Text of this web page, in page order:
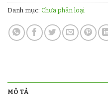
Danh mục: Chưa phân loại
MÔ TẢ